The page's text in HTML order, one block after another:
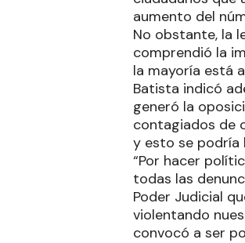
aumento del
No obstante, la
comprendió la
la mayoría está
Batista indicó
generó la
contagiados de
y esto se podría
“Por hacer
todas las
Poder Judicial
violentando
convocó a ser